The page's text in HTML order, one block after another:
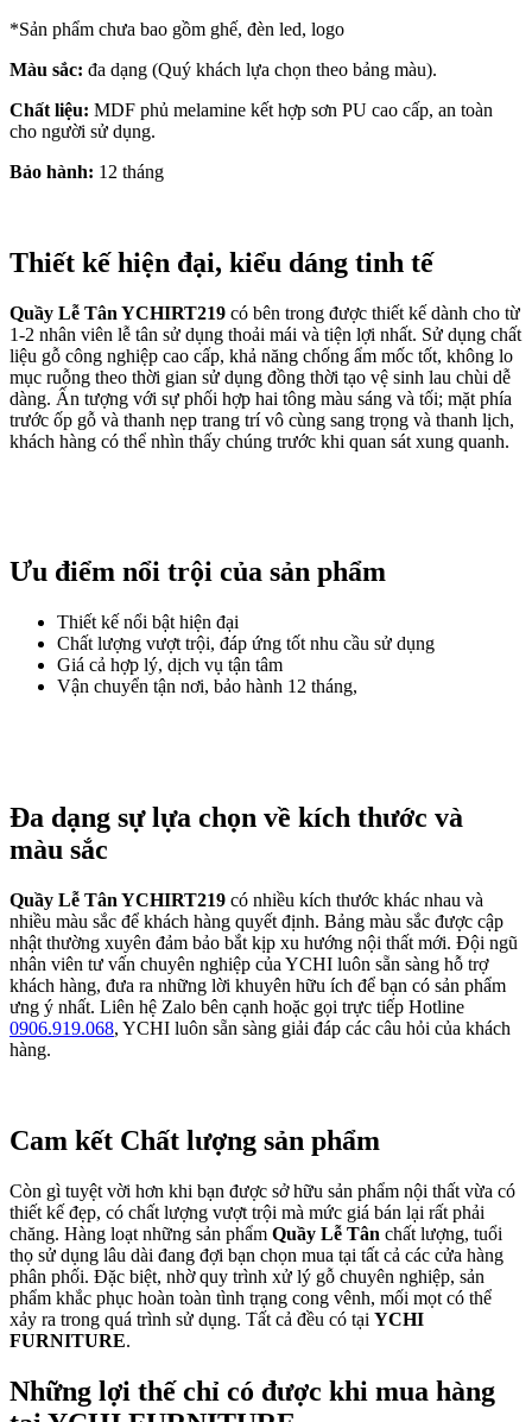
*Sản phẩm chưa bao gồm ghế, đèn led, logo
Màu sắc: đa dạng (Quý khách lựa chọn theo bảng màu).
Chất liệu: MDF phủ melamine kết hợp sơn PU cao cấp, an toàn
cho người sử dụng.
Bảo hành: 12 tháng
Thiết kế hiện đại, kiểu dáng tinh tế
Quầy Lễ Tân YCHIRT219 có bên trong được thiết kế dành cho từ
1-2 nhân viên lễ tân sử dụng thoải mái và tiện lợi nhất. Sử dụng chất
liệu gỗ công nghiệp cao cấp, khả năng chống ẩm mốc tốt, không lo
mục ruỗng theo thời gian sử dụng đồng thời tạo vệ sinh lau chùi dễ
dàng. Ấn tượng với sự phối hợp hai tông màu sáng và tối; mặt phía
trước ốp gỗ và thanh nẹp trang trí vô cùng sang trọng và thanh lịch,
khách hàng có thể nhìn thấy chúng trước khi quan sát xung quanh.
Ưu điểm nổi trội của sản phẩm
Thiết kế nổi bật hiện đại
Chất lượng vượt trội, đáp ứng tốt nhu cầu sử dụng
Giá cả hợp lý, dịch vụ tận tâm
Vận chuyển tận nơi, bảo hành 12 tháng,
Đa dạng sự lựa chọn về kích thước và
màu sắc
Quầy Lễ Tân YCHIRT219 có nhiều kích thước khác nhau và
nhiều màu sắc để khách hàng quyết định. Bảng màu sắc được cập
nhật thường xuyên đảm bảo bắt kịp xu hướng nội thất mới. Đội ngũ
nhân viên tư vấn chuyên nghiệp của YCHI luôn sẵn sàng hỗ trợ
khách hàng, đưa ra những lời khuyên hữu ích để bạn có sản phẩm
ưng ý nhất. Liên hệ Zalo bên cạnh hoặc gọi trực tiếp Hotline
0906.919.068, YCHI luôn sẵn sàng giải đáp các câu hỏi của khách
hàng.
Cam kết Chất lượng sản phẩm
Còn gì tuyệt vời hơn khi bạn được sở hữu sản phẩm nội thất vừa có
thiết kế đẹp, có chất lượng vượt trội mà mức giá bán lại rất phải
chăng. Hàng loạt những sản phẩm Quầy Lễ Tân chất lượng, tuổi
thọ sử dụng lâu dài đang đợi bạn chọn mua tại tất cả các cửa hàng
phân phối. Đặc biệt, nhờ quy trình xử lý gỗ chuyên nghiệp, sản
phẩm khắc phục hoàn toàn tình trạng cong vênh, mối mọt có thể
xảy ra trong quá trình sử dụng. Tất cả đều có tại YCHI
FURNITURE.
Những lợi thế chỉ có được khi mua hàng